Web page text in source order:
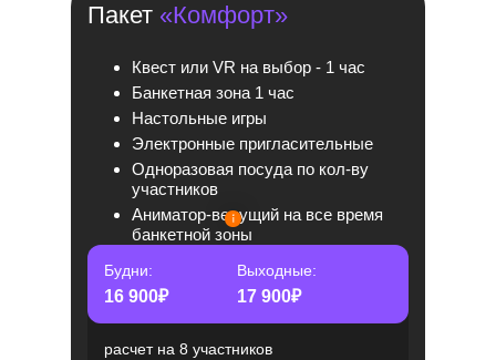
Пакет «Комфорт»
Квест или VR на выбор - 1 час
Банкетная зона 1 час
Одноразовая посуда по кол-ву
участников
Аниматор-ведущий на все время
банкетной зоны
Настольные игры
Электронные пригласительные
Будни: Выходные:
16 900₽ 17 900₽
расчет на 8 участников